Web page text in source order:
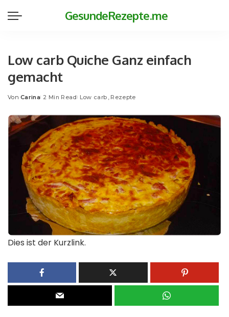
GesundeRezepte.me
Low carb Quiche Ganz einfach
gemacht
Posted
Von Carina 2 Min Read Low carb Rezepte
Dies ist der Kurzlink.